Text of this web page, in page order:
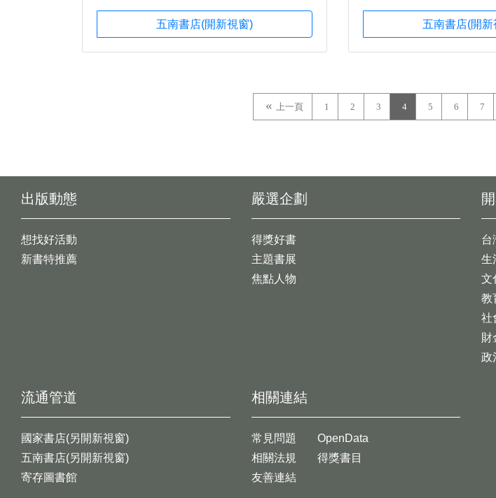
五南書店(開新視窗) 五南書店(開新
上一頁 1 2 3 4 5 6 7
出版動態
想找好活動
新書特推薦
台
生
文
教
社
財
政
嚴選企劃
得獎好書
主題書展
焦點人物
流通管道
國家書店(另開新視窗)
五南書店(另開新視窗)
寄存圖書館
相關連結
常見問題
相關法規
友善連結
OpenData
得獎書目